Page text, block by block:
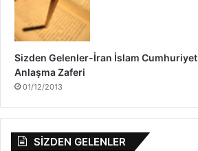
Sizden Gelenler-İran İslam
Anlaşma Zaferi
01/12/2013
SİZDEN GELENLER